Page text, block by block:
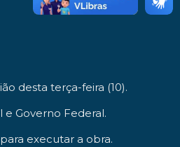
desta terça-feira (10).
e Governo Federal.
executar a obra.